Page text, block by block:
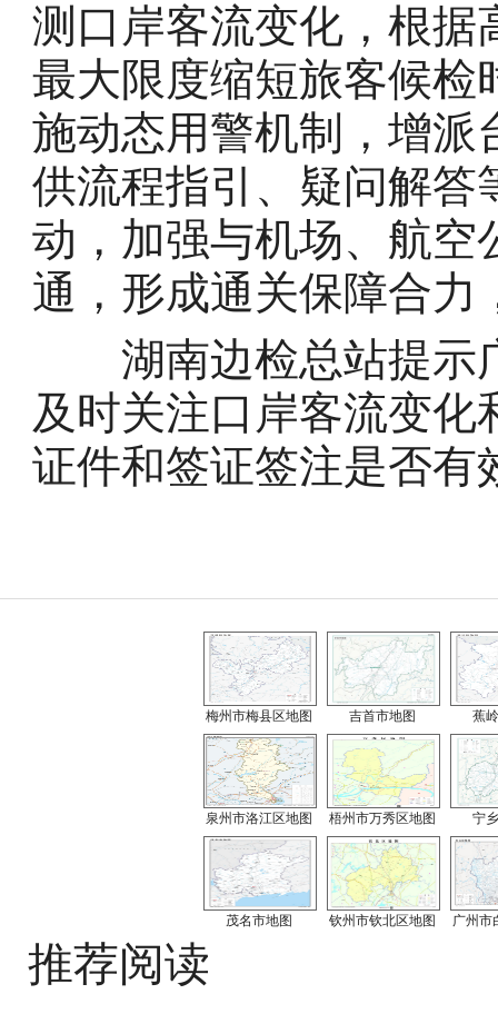
测口岸客流变化，根据
最大限度缩短旅客候检
施动态用警机制，增派
供流程指引、疑问解答
动，加强与机场、航空
通，形成通关保障合力
湖南边检总站提示
及时关注口岸客流变
证件和签证签注是否有
梅州市梅县区地图 吉首市地图 蕉
泉州市洛江区地图 梧州市万秀区地图 宁
茂名市地图 钦州市钦北区地图 广州市
推荐阅读